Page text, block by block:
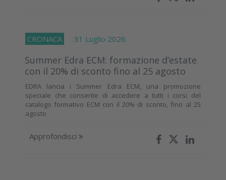
CRONACA 31 Luglio 2026
Summer Edra ECM: formazione d’estate
con il 20% di sconto fino al 25 agosto
EDRA lancia i Summer Edra ECM, una promozione
speciale che consente di accedere a tutti i corsi del
catalogo formativo ECM con il 20% di sconto, fino al 25
agosto
Approfondisci